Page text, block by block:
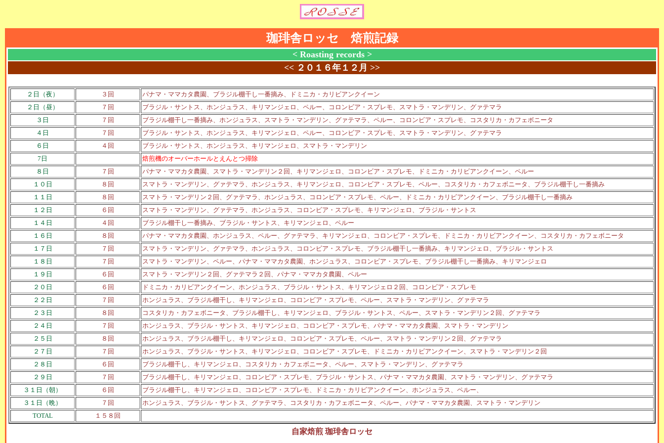
珈琲舎ロッセ 焙煎記録
< Roasting records >
<< ２０１６年１２月 >>
２日（夜） ３回
パナマ・ママカタ農園、ブラジル棚干し一番摘み、ドミニカ・カリビアンクイーン
２日（昼）
７回
ブラジル・サントス、ホンジュラス、キリマンジェロ、ペルー、コロンビア・スプレモ、スマトラ・マンデリン、グァテマラ
３日
７回
ブラジル棚干し一番摘み、ホンジュラス、スマトラ・マンデリン、グァテマラ、ペルー、コロンビア・スプレモ、コスタリカ・カフェボニータ
４日
７回
ブラジル・サントス、ホンジュラス、キリマンジェロ、ペルー、コロンビア・スプレモ、スマトラ・マンデリン、グァテマラ
６日
４回
ブラジル・サントス、ホンジュラス、キリマンジェロ、スマトラ・マンデリン
7日
焙煎機のオーバーホールとえんとつ掃除
８日
７回
パナマ・ママカタ農園、スマトラ・マンデリン２回、キリマンジェロ、コロンビア・スプレモ、ドミニカ・カリビアンクイーン、ペルー
１０日
８回
スマトラ・マンデリン、グァテマラ、ホンジュラス、キリマンジェロ、コロンビア・スプレモ、ペルー、コスタリカ・カフェボニータ、ブラジル棚干し一番摘み
１１日
８回
スマトラ・マンデリン２回、グァテマラ、ホンジュラス、コロンビア・スプレモ、ペルー、ドミニカ・カリビアンクイーン、ブラジル棚干し一番摘み
１２日
６回
スマトラ・マンデリン、グァテマラ、ホンジュラス、コロンビア・スプレモ、キリマンジェロ、ブラジル・サントス
１４日
４回
ブラジル棚干し一番摘み、ブラジル・サントス、キリマンジェロ、ペルー
１６日
８回
パナマ・ママカタ農園、ホンジュラス、ペルー、グァテマラ、キリマンジェロ、コロンビア・スプレモ、ドミニカ・カリビアンクイーン、コスタリカ・カフェボニータ
１７日
７回
スマトラ・マンデリン、グァテマラ、ホンジュラス、コロンビア・スプレモ、ブラジル棚干し一番摘み、キリマンジェロ、ブラジル・サントス
１８日
７回
スマトラ・マンデリン、ペルー、パナマ・ママカタ農園、ホンジュラス、コロンビア・スプレモ、ブラジル棚干し一番摘み、キリマンジェロ
１９日
６回
スマトラ・マンデリン２回、グァテマラ２回、パナマ・ママカタ農園、ペルー
２０日
６回
ドミニカ・カリビアンクイーン、ホンジュラス、ブラジル・サントス、キリマンジェロ２回、コロンビア・スプレモ
２２日
７回
ホンジュラス、ブラジル棚干し、キリマンジェロ、コロンビア・スプレモ、ペルー、スマトラ・マンデリン、グァテマラ
２３日
８回
コスタリカ・カフェボニータ、ブラジル棚干し、キリマンジェロ、ブラジル・サントス、ペルー、スマトラ・マンデリン２回、グァテマラ
２４日
７回
ホンジュラス、ブラジル・サントス、キリマンジェロ、コロンビア・スプレモ、パナマ・ママカタ農園、スマトラ・マンデリン
２５日
８回
ホンジュラス、ブラジル棚干し、キリマンジェロ、コロンビア・スプレモ、ペルー、スマトラ・マンデリン２回、グァテマラ
２７日
７回
ホンジュラス、ブラジル・サントス、キリマンジェロ、コロンビア・スプレモ、ドミニカ・カリビアンクイーン、スマトラ・マンデリン２回
２８日
６回
ブラジル棚干し、キリマンジェロ、コスタリカ・カフェボニータ、ペルー、スマトラ・マンデリン、グァテマラ
２９日
７回
ブラジル棚干し、キリマンジェロ、コロンビア・スプレモ、ブラジル・サントス、パナマ・ママカタ農園、スマトラ・マンデリン、グァテマラ
３１日（朝）
６回
ブラジル棚干し、キリマンジェロ、コロンビア・スプレモ、ドミニカ・カリビアンクイーン、ホンジュラス、ペルー、
３１日（晩）
７回
ホンジュラス、ブラジル・サントス、グァテマラ、コスタリカ・カフェボニータ、ペルー、パナマ・ママカタ農園、スマトラ・マンデリン
TOTAL
１５８回
自家焙煎 珈琲舎ロッセ